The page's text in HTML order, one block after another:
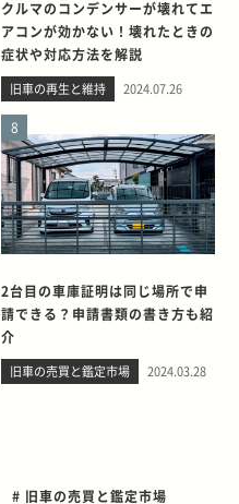
クルマのコンデンサーが壊れてエ
アコンが効かない！壊れたときの
症状や対応方法を解説
旧車の再生と維持 2024.07.26
8
2台目の車庫証明は同じ場所で申
請できる？申請書類の書き方も紹
介
旧車の売買と鑑定市場 2024.03.28
# 旧車の売買と鑑定市場